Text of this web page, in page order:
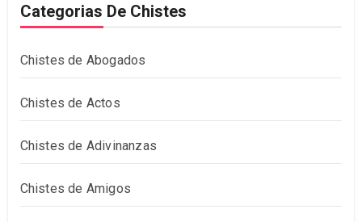
Categorias De Chistes
Chistes de Abogados
Chistes de Actos
Chistes de Adivinanzas
Chistes de Amigos